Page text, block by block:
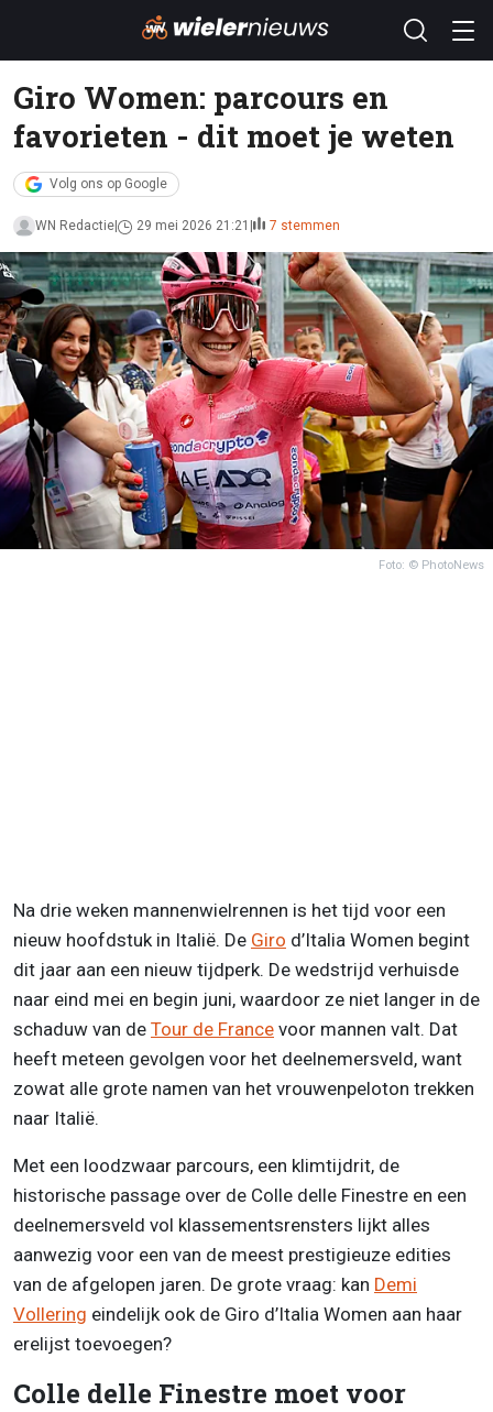
Giro Women: parcours en
favorieten - dit moet je weten
Volg ons op Google
WN Redactie 29 mei 2026 21:21 7 stemmen
Foto: © PhotoNews
Na drie weken mannenwielrennen is het tijd voor een
nieuw hoofdstuk in Italië. De Giro d’Italia Women begint
dit jaar aan een nieuw tijdperk. De wedstrijd verhuisde
naar eind mei en begin juni, waardoor ze niet langer in de
schaduw van de Tour de France voor mannen valt. Dat
heeft meteen gevolgen voor het deelnemersveld, want
zowat alle grote namen van het vrouwenpeloton trekken
naar Italië.
Met een loodzwaar parcours, een klimtijdrit, de
historische passage over de Colle delle Finestre en een
deelnemersveld vol klassementsrensters lijkt alles
aanwezig voor een van de meest prestigieuze edities
van de afgelopen jaren. De grote vraag: kan Demi
Vollering eindelijk ook de Giro d’Italia Women aan haar
erelijst toevoegen?
Colle delle Finestre moet voor